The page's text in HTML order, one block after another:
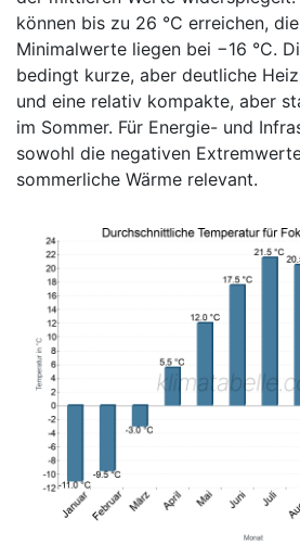
können bis zu 26 °C erreichen,
Minimalwerte liegen bei −16 °C.
bedingt kurze, aber deutliche
und eine relativ kompak­te, aber
im Sommer. Für Energie- und
sowohl die negativen
sommerliche Wärme relevant.